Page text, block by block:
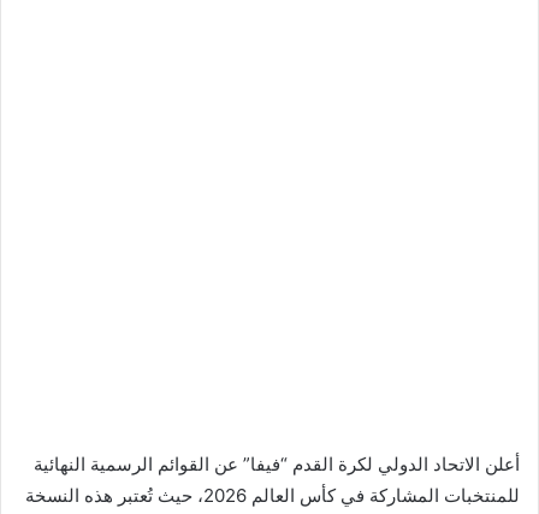
أعلن الاتحاد الدولي لكرة القدم “فيفا” عن القوائم الرسمية النهائية
للمنتخبات المشاركة في كأس العالم 2026، حيث تُعتبر هذه النسخة